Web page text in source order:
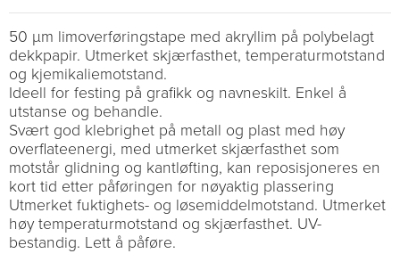
50 µm limoverføringstape med akryllim på polybelagt
dekkpapir. Utmerket skjærfasthet, temperaturmotstand
og kjemikaliemotstand.
Ideell for festing på grafikk og navneskilt. Enkel å
utstanse og behandle.
Svært god klebrighet på metall og plast med høy
overflateenergi, med utmerket skjærfasthet som
motstår glidning og kantløfting, kan reposisjoneres en
kort tid etter påføringen for nøyaktig plassering
Utmerket fuktighets- og løsemiddelmotstand. Utmerket
høy temperaturmotstand og skjærfasthet. UV-
bestandig. Lett å påføre.